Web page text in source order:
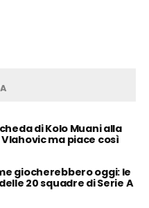
di Kolo Muani alla
ma piace così
giocherebbero oggi: le
20 squadre di Serie A